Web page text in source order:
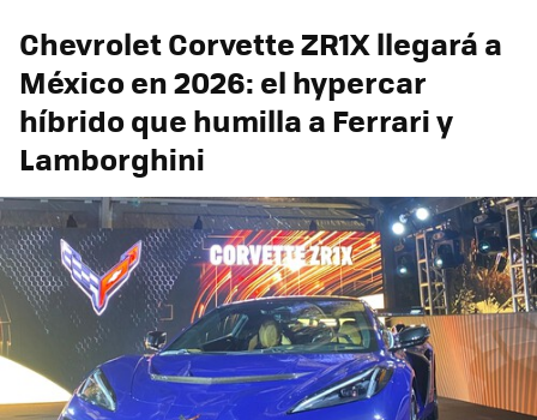
Chevrolet Corvette ZR1X llegará a
México en 2026: el hypercar
híbrido que humilla a Ferrari y
Lamborghini